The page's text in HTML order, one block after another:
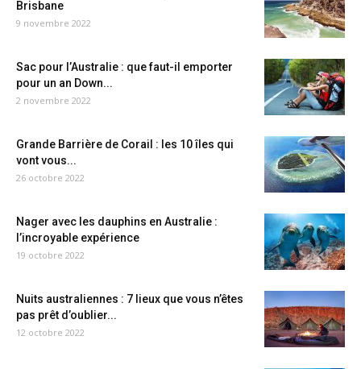
Brisbane
9 novembre 2022
Sac pour l’Australie : que faut-il emporter
pour un an Down...
2 novembre 2022
Grande Barrière de Corail : les 10 îles qui
vont vous...
26 octobre 2022
Nager avec les dauphins en Australie :
l’incroyable expérience
19 octobre 2022
Nuits australiennes : 7 lieux que vous n’êtes
pas prêt d’oublier...
12 octobre 2022